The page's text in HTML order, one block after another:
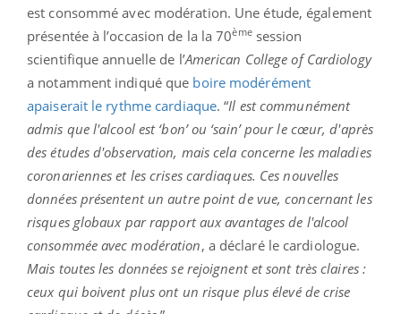
est consommé avec modération. Une étude, également
présentée à l’occasion de la la 70èmesession
scientifique annuelle de l’American College of Cardiology
a notamment indiqué que boire modérément
apaiserait le rythme cardiaque. “Il est communément
admis que l'alcool est ‘bon’ ou ‘sain’ pour le cœur, d'après
des études d'observation, mais cela concerne les maladies
coronariennes et les crises cardiaques. Ces nouvelles
données présentent un autre point de vue, concernant les
risques globaux par rapport aux avantages de l'alcool
consommée avec modération, a déclaré le cardiologue.
Mais toutes les données se rejoignent et sont très claires :
ceux qui boivent plus ont un risque plus élevé de crise